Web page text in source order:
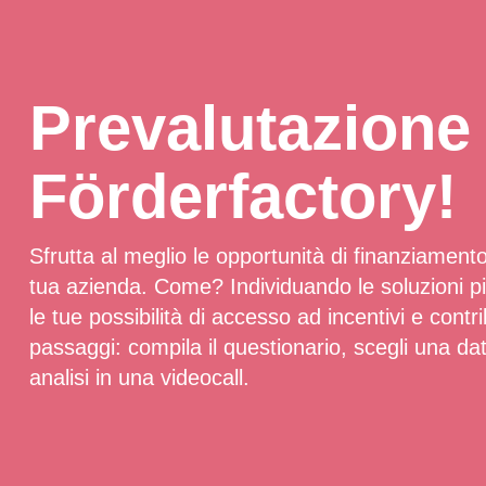
Förderfactory!
Sfrutta al meglio le opportunità di
tua azienda. Come? Individuando le soluzioni
le tue possibilità di accesso ad incentivi e
passaggi: compila il questionario, scegli una
analisi in una videocall.